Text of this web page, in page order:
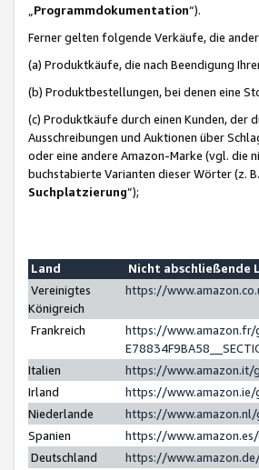
Programmdokumentation“).
Ferner gelten folgende Verkäufe, die
(a) Produktkäufe, die nach Beendigung
(b) Produktbestellungen, bei denen eine
(c) Produktkäufe durch einen Kunden, der
Ausschreibungen und Auktionen über
oder eine andere Amazon-Marke (vgl. die
buchstabierte Varianten dieser Wörter (z.
Suchplatzierung”);
Land
Nicht abschließende
Vereinigtes
Königreich
https://
Frankreich
https://www.amazon.fr/
Italien
https://www.amazon.it/
Irland
https://www.amazon.ie/
Niederlande
https://
Spanien
https://
Deutschland
https://